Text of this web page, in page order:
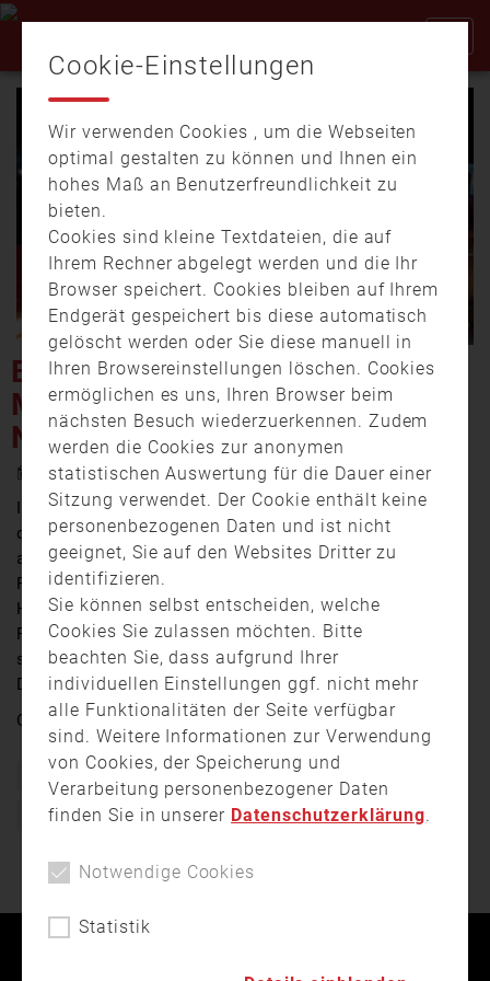
Video
BRAND IN
MEHRFAMILIENHAUSES IN
NEUHAUS AM INN
12. September 2025 19:12
In der Nacht zum Freitag, kurz nach zwei Uhr wurden
die Bewohner eines Mehrfamilienhauses in Neuhaus
am Inn durch die Martinshörner der Feuerwehr und der
Polizei aus dem Schlaf gerissen. Der Dachstuhl ihres
Hauses brannte lichterloh. Die schnell eintreffenden
Feuerwehren aus der gesamten Umgebung begannen
sofort mit den schwierigen Löscharbeiten. Helmut
Degenhart berichtet.
Quelle: Niederbayern TV Passau
Einsatz Feuerwehr
Freiwillige Feuerwehr Mehrfamilienhaus
Cookie-Einstellungen
Wir verwenden Cookies , um die Webseiten
optimal gestalten zu können und Ihnen ein
hohes Maß an Benutzerfreundlichkeit zu
bieten.
Cookies sind kleine Textdateien, die auf
Ihrem Rechner abgelegt werden und die Ihr
Browser speichert. Cookies bleiben auf Ihrem
Endgerät gespeichert bis diese automatisch
gelöscht werden oder Sie diese manuell in
Ihren Browsereinstellungen löschen. Cookies
ermöglichen es uns, Ihren Browser beim
nächsten Besuch wiederzuerkennen. Zudem
werden die Cookies zur anonymen
statistischen Auswertung für die Dauer einer
Sitzung verwendet. Der Cookie enthält keine
personenbezogenen Daten und ist nicht
geeignet, Sie auf den Websites Dritter zu
identifizieren.
Sie können selbst entscheiden, welche
Cookies Sie zulassen möchten. Bitte
beachten Sie, dass aufgrund Ihrer
individuellen Einstellungen ggf. nicht mehr
alle Funktionalitäten der Seite verfügbar
sind. Weitere Informationen zur Verwendung
von Cookies, der Speicherung und
Verarbeitung personenbezogener Daten
finden Sie in unserer Datenschutzerklärung.
Notwendige Cookies
Statistik